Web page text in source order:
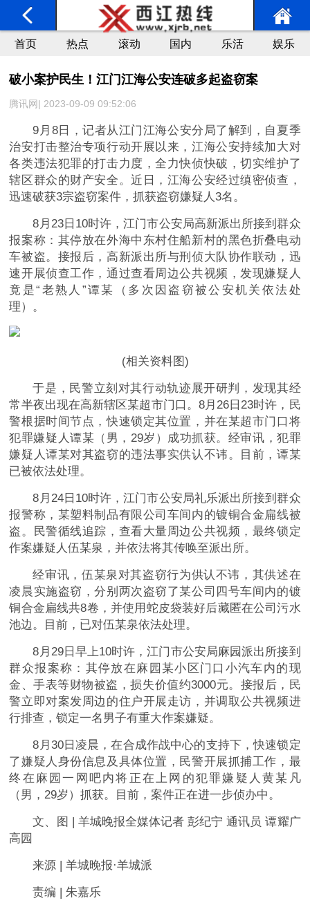
首页 热点 滚动 国内 乐活 娱乐
破小案护民生！江门江海公安连破多起盗窃案
腾讯网| 2023-09-09 09:52:06
9月8日，记者从江门江海公安分局了解到，自夏季
治安打击整治专项行动开展以来，江海公安持续加大对
各类违法犯罪的打击力度，全力快侦快破，切实维护了
辖区群众的财产安全。近日，江海公安经过缜密侦查，
迅速破获3宗盗窃案件，抓获盗窃嫌疑人3名。
8月23日10时许，江门市公安局高新派出所接到群众
报案称：其停放在外海中东村住船新村的黑色折叠电动
车被盗。接报后，高新派出所与刑侦大队协作联动，迅
速开展侦查工作，通过查看周边公共视频，发现嫌疑人
竟是“老熟人”谭某（多次因盗窃被公安机关依法处
理）。
(相关资料图)
于是，民警立刻对其行动轨迹展开研判，发现其经
常半夜出现在高新辖区某超市门口。8月26日23时许，民
警根据时间节点，快速锁定其位置，并在某超市门口将
犯罪嫌疑人谭某（男，29岁）成功抓获。经审讯，犯罪
嫌疑人谭某对其盗窃的违法事实供认不讳。目前，谭某
已被依法处理。
8月24日10时许，江门市公安局礼乐派出所接到群众
报警称，某塑料制品有限公司车间内的镀铜合金扁线被
盗。民警循线追踪，查看大量周边公共视频，最终锁定
作案嫌疑人伍某泉，并依法将其传唤至派出所。
经审讯，伍某泉对其盗窃行为供认不讳，其供述在
凌晨实施盗窃，分别两次盗窃了某公司四号车间内的镀
铜合金扁线共8卷，并使用蛇皮袋装好后藏匿在公司污水
池边。目前，已对伍某泉依法处理。
8月29日早上10时许，江门市公安局麻园派出所接到
群众报案称：其停放在麻园某小区门口小汽车内的现
金、手表等财物被盗，损失价值约3000元。接报后，民
警立即对案发周边的住户开展走访，并调取公共视频进
行排查，锁定一名男子有重大作案嫌疑。
8月30日凌晨，在合成作战中心的支持下，快速锁定
了嫌疑人身份信息及具体位置，民警开展抓捕工作，最
终在麻园一网吧内将正在上网的犯罪嫌疑人黄某凡
（男，29岁）抓获。目前，案件正在进一步侦办中。
文、图 | 羊城晚报全媒体记者 彭纪宁 通讯员 谭耀广
高园
来源 | 羊城晚报·羊城派
责编 | 朱嘉乐